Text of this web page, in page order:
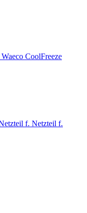
CoolFreeze
f. Netzteil f.